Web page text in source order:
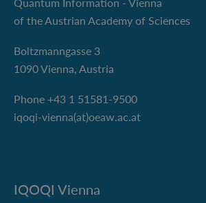
of the Austrian Academy of Sciences
Boltzmanngasse 3
1090 Vienna, Austria
Phone +43 1 51581-9500
iqoqi-vienna(at)oeaw.ac.at
IQOQI Vienna